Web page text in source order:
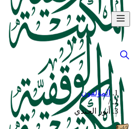
المؤلفون
/
أنور الجندي